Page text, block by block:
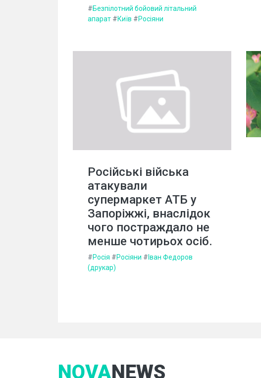
#Безпілотний бойовий літальний
апарат #Київ #Росіяни
Російські війська
атакували
супермаркет АТБ у
Запоріжжі, внаслідок
чого постраждало не
менше чотирьох осіб.
#Росія #Росіяни # Іван Федоров
(друкар)
NOVANEWS